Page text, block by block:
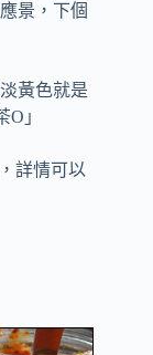
景，下個
黃色就是
」
詳情可以